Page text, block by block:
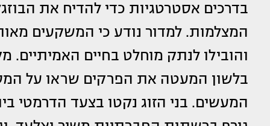
בדרכים אסטרטגיות כדי להדיח את
המצלמות. למדור נודע כי המשקעים
והובילו לנתק מוחלט בחיים האמיתיים.
בלשון המעטה את הפרקים שראו על
המעשים. בני הזוג נקטו בצעד הדרמטי